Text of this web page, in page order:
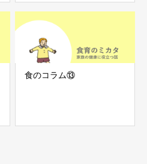
食のコラム⑬